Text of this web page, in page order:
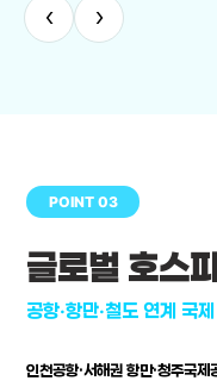
‹ ›
POINT 03
글로벌 호스
공항·항만·철도 연계 국
인천공항·서해권 항만·청주국제